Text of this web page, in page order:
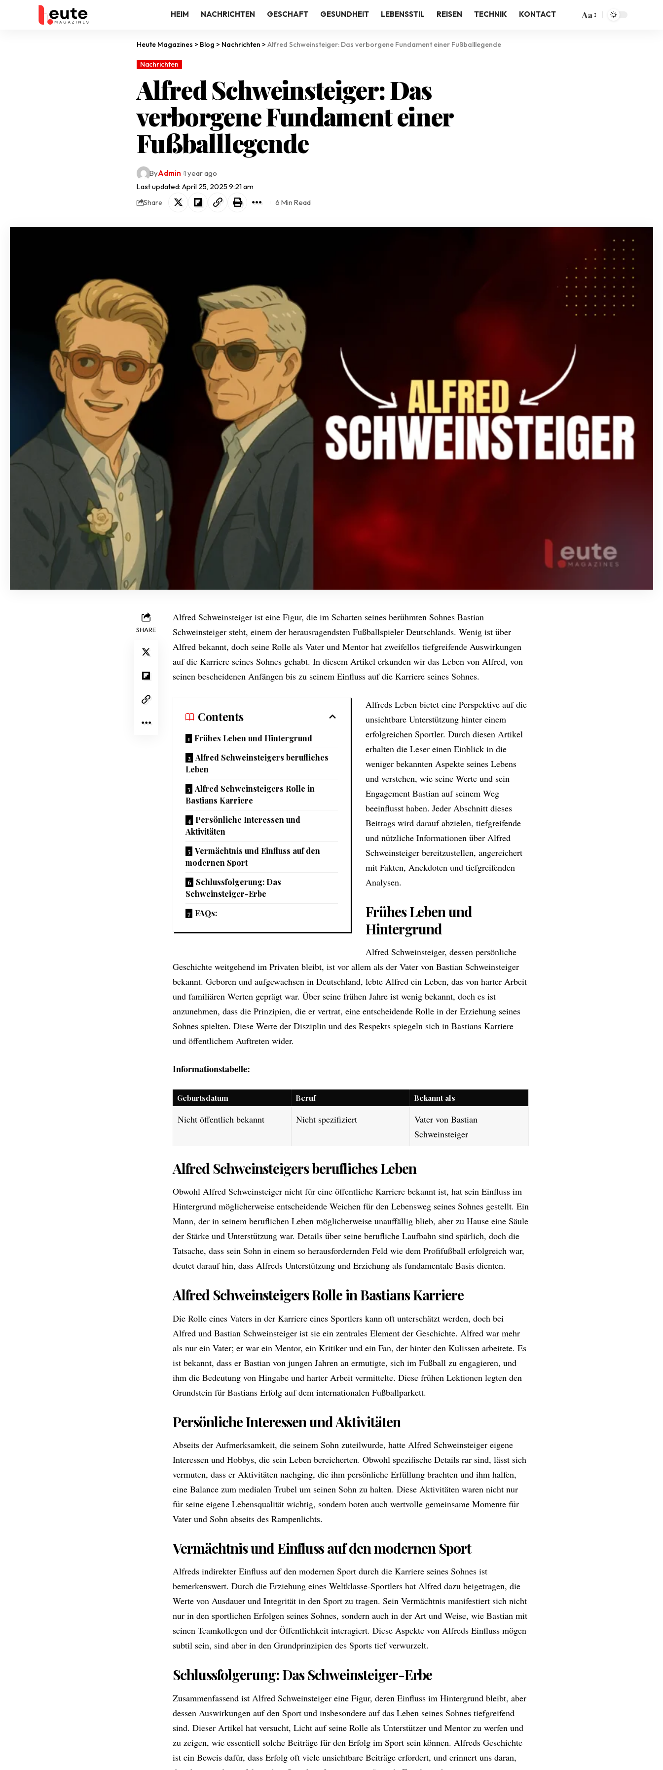
HEIM NACHRICHTEN GESCHAFT GESUNDHEIT LEBENSSTIL REISEN TECHNIK KONTACT Aa
Heute Magazines > Blog > Nachrichten > Alfred Schweinsteiger: Das verborgene Fundament einer Fußballlegende
Nachrichten
Alfred Schweinsteiger: Das
verborgene Fundament einer
Fußballlegende
Last updated: April 25, 2025 9:21 am
ByAdmin 1 year ago
Share 6 Min Read
SHARE
Alfred Schweinsteiger ist eine Figur, die im Schatten seines berühmten Sohnes Bastian
Schweinsteiger steht, einem der herausragendsten Fußballspieler Deutschlands. Wenig ist über
Alfred bekannt, doch seine Rolle als Vater und Mentor hat zweifellos tiefgreifende Auswirkungen
auf die Karriere seines Sohnes gehabt. In diesem Artikel erkunden wir das Leben von Alfred, von
seinen bescheidenen Anfängen bis zu seinem Einfluss auf die Karriere seines Sohnes.
Contents
Frühes Leben und Hintergrund
Alfred Schweinsteigers berufliches
Leben
Alfred Schweinsteigers Rolle in
Bastians Karriere
Persönliche Interessen und
Aktivitäten
Vermächtnis und Einfluss auf den
modernen Sport
Schlussfolgerung: Das
Schweinsteiger-Erbe
FAQs:
Alfreds Leben bietet eine Perspektive auf die
unsichtbare Unterstützung hinter einem
erfolgreichen Sportler. Durch diesen Artikel
erhalten die Leser einen Einblick in die
weniger bekannten Aspekte seines Lebens
und verstehen, wie seine Werte und sein
Engagement Bastian auf seinem Weg
beeinflusst haben. Jeder Abschnitt dieses
Beitrags wird darauf abzielen, tiefgreifende
und nützliche Informationen über Alfred
Schweinsteiger bereitzustellen, angereichert
mit Fakten, Anekdoten und tiefgreifenden
Analysen.
Frühes Leben und
Hintergrund
Alfred Schweinsteiger, dessen persönliche
Geschichte weitgehend im Privaten bleibt, ist vor allem als der Vater von Bastian Schweinsteiger
bekannt. Geboren und aufgewachsen in Deutschland, lebte Alfred ein Leben, das von harter Arbeit
und familiären Werten geprägt war. Über seine frühen Jahre ist wenig bekannt, doch es ist
anzunehmen, dass die Prinzipien, die er vertrat, eine entscheidende Rolle in der Erziehung seines
Sohnes spielten. Diese Werte der Disziplin und des Respekts spiegeln sich in Bastians Karriere
und öffentlichem Auftreten wider.
Informationstabelle:
Geburtsdatum Beruf Bekannt als
Nicht öffentlich bekannt Nicht spezifiziert
Vater von Bastian
Schweinsteiger
Alfred Schweinsteigers berufliches Leben
Obwohl Alfred Schweinsteiger nicht für eine öffentliche Karriere bekannt ist, hat sein Einfluss im
Hintergrund möglicherweise entscheidende Weichen für den Lebensweg seines Sohnes gestellt. Ein
Mann, der in seinem beruflichen Leben möglicherweise unauffällig blieb, aber zu Hause eine Säule
der Stärke und Unterstützung war. Details über seine berufliche Laufbahn sind spärlich, doch die
Tatsache, dass sein Sohn in einem so herausfordernden Feld wie dem Profifußball erfolgreich war,
deutet darauf hin, dass Alfreds Unterstützung und Erziehung als fundamentale Basis dienten.
Alfred Schweinsteigers Rolle in Bastians Karriere
Die Rolle eines Vaters in der Karriere eines Sportlers kann oft unterschätzt werden, doch bei
Alfred und Bastian Schweinsteiger ist sie ein zentrales Element der Geschichte. Alfred war mehr
als nur ein Vater; er war ein Mentor, ein Kritiker und ein Fan, der hinter den Kulissen arbeitete. Es
ist bekannt, dass er Bastian von jungen Jahren an ermutigte, sich im Fußball zu engagieren, und
ihm die Bedeutung von Hingabe und harter Arbeit vermittelte. Diese frühen Lektionen legten den
Grundstein für Bastians Erfolg auf dem internationalen Fußballparkett.
Persönliche Interessen und Aktivitäten
Abseits der Aufmerksamkeit, die seinem Sohn zuteilwurde, hatte Alfred Schweinsteiger eigene
Interessen und Hobbys, die sein Leben bereicherten. Obwohl spezifische Details rar sind, lässt sich
vermuten, dass er Aktivitäten nachging, die ihm persönliche Erfüllung brachten und ihm halfen,
eine Balance zum medialen Trubel um seinen Sohn zu halten. Diese Aktivitäten waren nicht nur
für seine eigene Lebensqualität wichtig, sondern boten auch wertvolle gemeinsame Momente für
Vater und Sohn abseits des Rampenlichts.
Vermächtnis und Einfluss auf den modernen Sport
Alfreds indirekter Einfluss auf den modernen Sport durch die Karriere seines Sohnes ist
bemerkenswert. Durch die Erziehung eines Weltklasse-Sportlers hat Alfred dazu beigetragen, die
Werte von Ausdauer und Integrität in den Sport zu tragen. Sein Vermächtnis manifestiert sich nicht
nur in den sportlichen Erfolgen seines Sohnes, sondern auch in der Art und Weise, wie Bastian mit
seinen Teamkollegen und der Öffentlichkeit interagiert. Diese Aspekte von Alfreds Einfluss mögen
subtil sein, sind aber in den Grundprinzipien des Sports tief verwurzelt.
Schlussfolgerung: Das Schweinsteiger-Erbe
Zusammenfassend ist Alfred Schweinsteiger eine Figur, deren Einfluss im Hintergrund bleibt, aber
dessen Auswirkungen auf den Sport und insbesondere auf das Leben seines Sohnes tiefgreifend
sind. Dieser Artikel hat versucht, Licht auf seine Rolle als Unterstützer und Mentor zu werfen und
zu zeigen, wie essentiell solche Beiträge für den Erfolg im Sport sein können. Alfreds Geschichte
ist ein Beweis dafür, dass Erfolg oft viele unsichtbare Beiträge erfordert, und erinnert uns daran,